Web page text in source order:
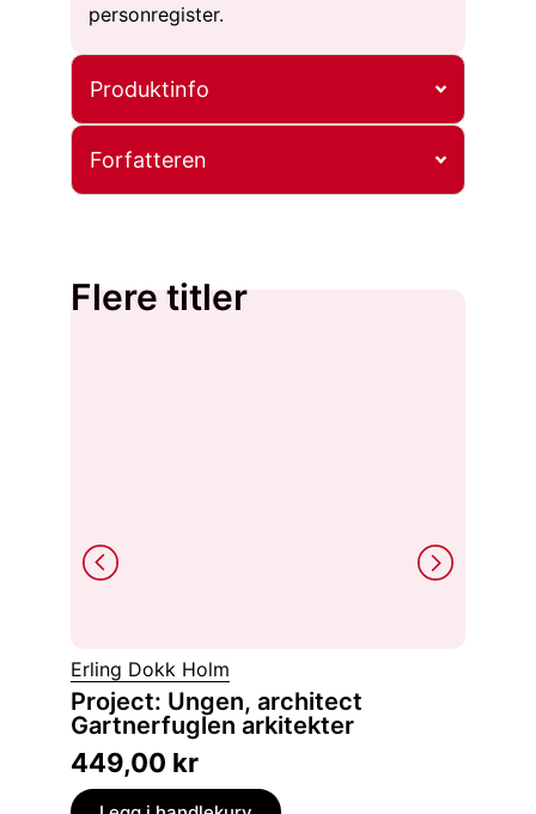
personregister.
Produktinfo
Forfatteren
Flere titler
Erling Dokk Holm
Project: Ungen, architect
Gartnerfuglen arkitekter
449,00 kr